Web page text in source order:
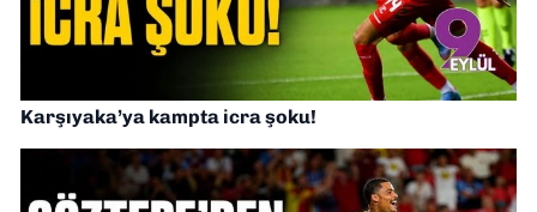
Karşıyaka’ya kampta icra şoku!